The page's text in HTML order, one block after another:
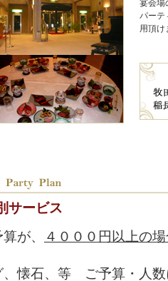
宴会場
パーテ
用頂け
サービス
が、
４０００円以上の
、懐石、等 ご予算・人